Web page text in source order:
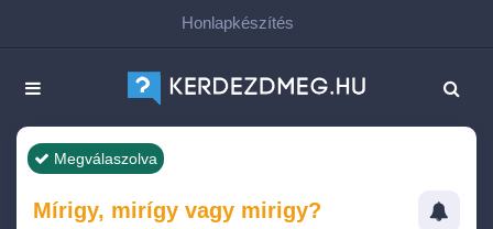
Honlapkészítés
Megválaszolva
Mírigy, mirígy vagy mirigy?